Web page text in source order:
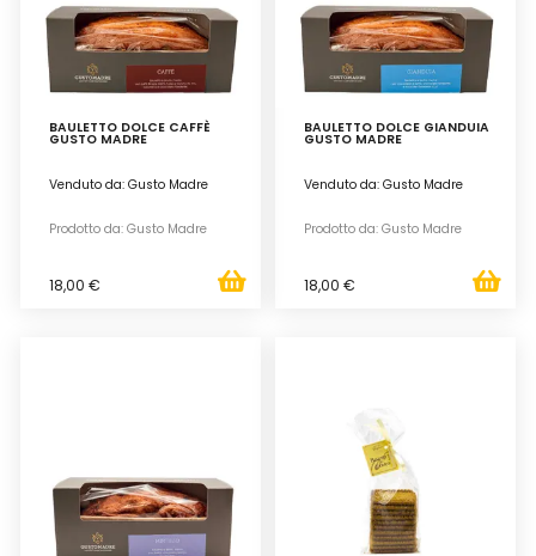
BAULETTO DOLCE CAFFÈ
GUSTO MADRE
Venduto da: Gusto Madre
Prodotto da: Gusto Madre
18,00 €
BAULETTO DOLCE GIANDUIA
GUSTO MADRE
Venduto da: Gusto Madre
Prodotto da: Gusto Madre
18,00 €